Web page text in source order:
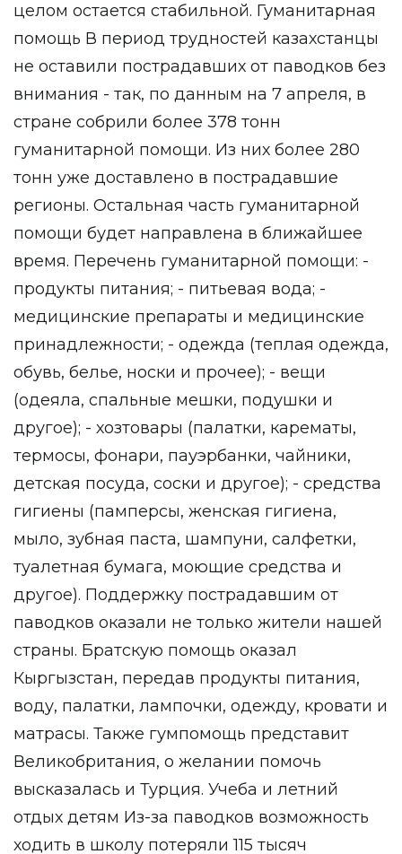
целом остается стабильной. Гуманитарная
помощь В период трудностей казахстанцы
не оставили пострадавших от паводков без
внимания - так, по данным на 7 апреля, в
стране собрили более 378 тонн
гуманитарной помощи. Из них более 280
тонн уже доставлено в пострадавшие
регионы. Остальная часть гуманитарной
помощи будет направлена в ближайшее
время. Перечень гуманитарной помощи: -
продукты питания; - питьевая вода; -
медицинские препараты и медицинские
принадлежности; - одежда (теплая одежда,
обувь, белье, носки и прочее); - вещи
(одеяла, спальные мешки, подушки и
другое); - хозтовары (палатки, карематы,
термосы, фонари, пауэрбанки, чайники,
детская посуда, соски и другое); - средства
гигиены (памперсы, женская гигиена,
мыло, зубная паста, шампуни, салфетки,
туалетная бумага, моющие средства и
другое). Поддержку пострадавшим от
паводков оказали не только жители нашей
страны. Братскую помощь оказал
Кыргызстан, передав продукты питания,
воду, палатки, лампочки, одежду, кровати и
матрасы. Также гумпомощь представит
Великобритания, о желании помочь
высказалась и Турция. Учеба и летний
отдых детям Из-за паводков возможность
ходить в школу потеряли 115 тысяч